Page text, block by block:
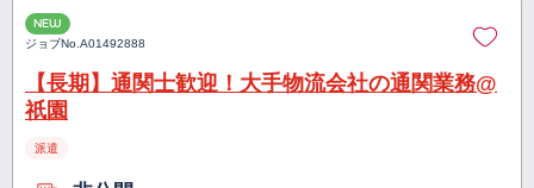
NEW
ジョブNo.A01492888
【長期】通関士歓迎！大手物流会社の通関業務@
祇園
派遣